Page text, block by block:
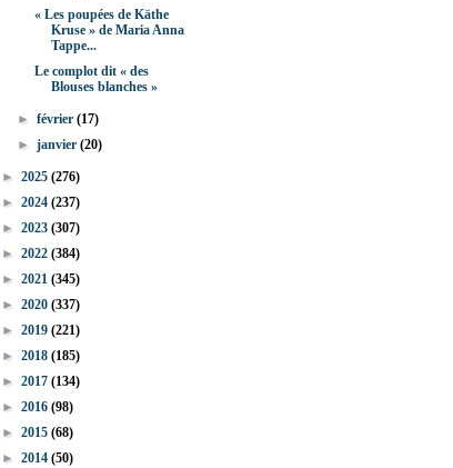
« Les poupées de Käthe
Kruse » de Maria Anna
Tappe...
Le complot dit « des
Blouses blanches »
►février(17)
►janvier(20)
► 2025 (276)
► 2024 (237)
► 2023 (307)
► 2022 (384)
► 2021 (345)
► 2020 (337)
► 2019 (221)
► 2018 (185)
► 2017 (134)
► 2016 (98)
► 2015 (68)
► 2014 (50)